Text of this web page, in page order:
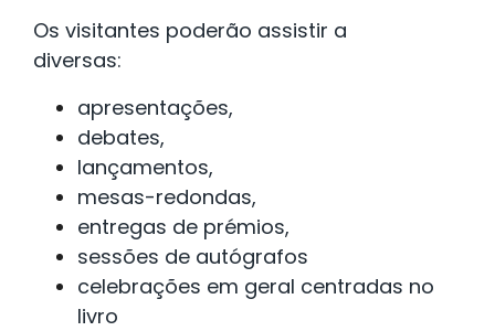
Os visitantes poderão assistir a
diversas:
apresentações,
debates,
lançamentos,
mesas-redondas,
entregas de prémios,
sessões de autógrafos
celebrações em geral centradas no
livro